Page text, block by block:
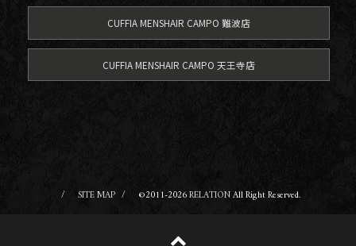
CUFFIA MENSHAIR CAMPO 難波店
CUFFIA MENSHAIR CAMPO 天王寺店
SITE MAP ©2011-2026RELATIONAll Right Reserved.